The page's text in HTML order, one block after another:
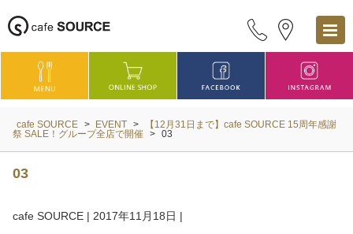
cafe SOURCE > EVENT >
【12月31日まで】cafe SOURCE 15周年感謝
祭 SALE！グループ全店で開催 > 03
03
cafe SOURCE | 2017年11月18日 |